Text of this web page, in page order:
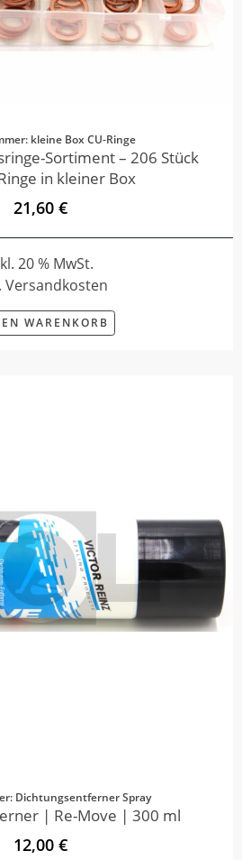
kleine Box CU-Ringe
Sortiment – 206 Stück
in kleiner Box
21,60 €
20 % MwSt.
Versandkosten
WARENKORB
Dichtungsentferner Spray
| Re-Move | 300 ml
12,00 €